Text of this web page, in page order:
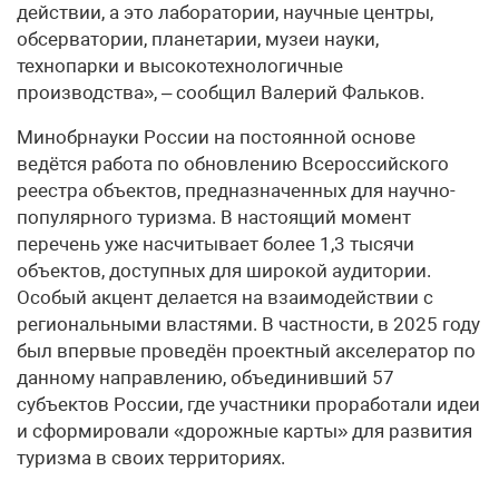
действии, а это лаборатории, научные центры,
обсерватории, планетарии, музеи науки,
технопарки и высокотехнологичные
производства», – сообщил Валерий Фальков.
Минобрнауки России на постоянной основе
ведётся работа по обновлению Всероссийского
реестра объектов, предназначенных для научно-
популярного туризма. В настоящий момент
перечень уже насчитывает более 1,3 тысячи
объектов, доступных для широкой аудитории.
Особый акцент делается на взаимодействии с
региональными властями. В частности, в 2025 году
был впервые проведён проектный акселератор по
данному направлению, объединивший 57
субъектов России, где участники проработали идеи
и сформировали «дорожные карты» для развития
туризма в своих территориях.